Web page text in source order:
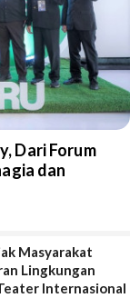
Dari Forum
dan
Masyarakat
Lingkungan
Internasional